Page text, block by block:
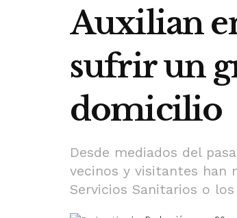
Auxilian
sufrir un
domicilio
Desde mediados del
vecinos y visitantes han
Servicios Sanitarios o